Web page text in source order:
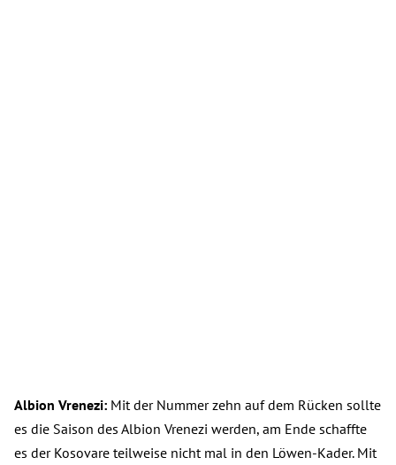
Albion Vrenezi: Mit der Nummer zehn auf dem Rücken sollte
es die Saison des Albion Vrenezi werden, am Ende schaffte
es der Kosovare teilweise nicht mal in den Löwen-Kader. Mit